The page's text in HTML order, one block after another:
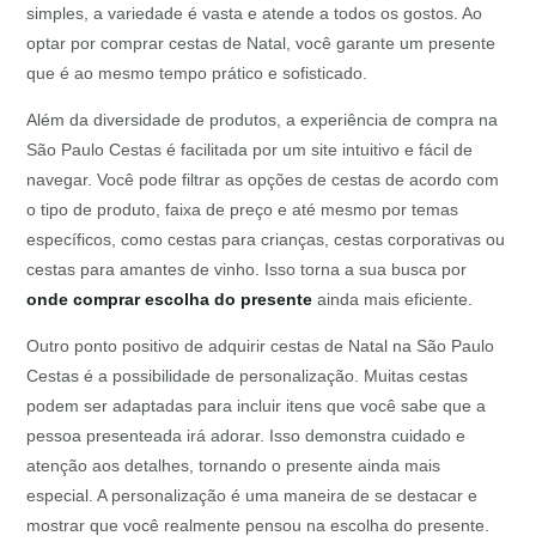
simples, a variedade é vasta e atende a todos os gostos. Ao
optar por comprar cestas de Natal, você garante um presente
que é ao mesmo tempo prático e sofisticado.
Além da diversidade de produtos, a experiência de compra na
São Paulo Cestas é facilitada por um site intuitivo e fácil de
navegar. Você pode filtrar as opções de cestas de acordo com
o tipo de produto, faixa de preço e até mesmo por temas
específicos, como cestas para crianças, cestas corporativas ou
cestas para amantes de vinho. Isso torna a sua busca por
onde comprar escolha do presente ainda mais eficiente.
Outro ponto positivo de adquirir cestas de Natal na São Paulo
Cestas é a possibilidade de personalização. Muitas cestas
podem ser adaptadas para incluir itens que você sabe que a
pessoa presenteada irá adorar. Isso demonstra cuidado e
atenção aos detalhes, tornando o presente ainda mais
especial. A personalização é uma maneira de se destacar e
mostrar que você realmente pensou na escolha do presente.